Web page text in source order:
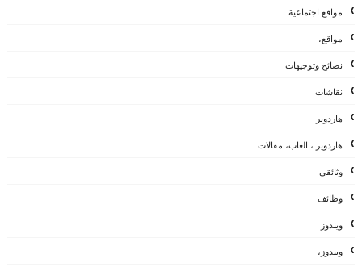
مواقع اجتماعية
مواقع،
نصائح وتوجيهات
نقاشات
هاردوير
هاردوير ، العاب، مقالات
وثائقي
وظائف
ويندوز
ويندوز،